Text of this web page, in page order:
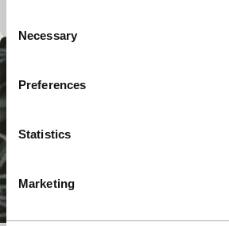
Selection
Necessary
Preferences
Statistics
Marketing